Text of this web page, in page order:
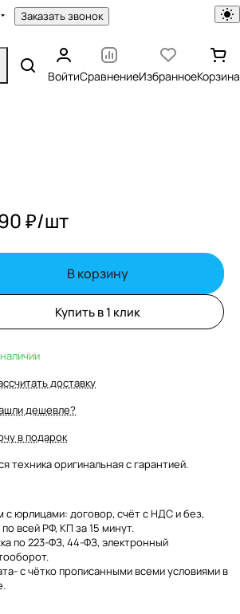
Заказать звонок
ВойтиСравнениеИзбранноеКорзина
₽/шт
В корзину
Купить в 1 клик
доставку
дешевле?
в подарок
техника оригинальная с гарантией.
с юрлицами: договор, счёт с НДС и без,
всей РФ, КП за 15 минут.
по 223-ФЗ, 44-ФЗ, электронный
с чётко прописанными всеми условиями в